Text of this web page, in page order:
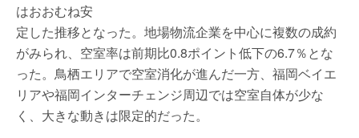
はおおむね安
定した推移となった。地場物流企業を中心に複数の成約
がみられ、空室率は前期比0.8ポイント低下の6.7％とな
った。鳥栖エリアで空室消化が進んだ一方、福岡ベイエ
リアや福岡インターチェンジ周辺では空室自体が少な
く、大きな動きは限定的だった。